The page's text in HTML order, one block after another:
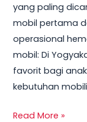
yang paling
mobil pertama
operasional
mobil: Di
favorit bagi
kebutuhan
Read More »